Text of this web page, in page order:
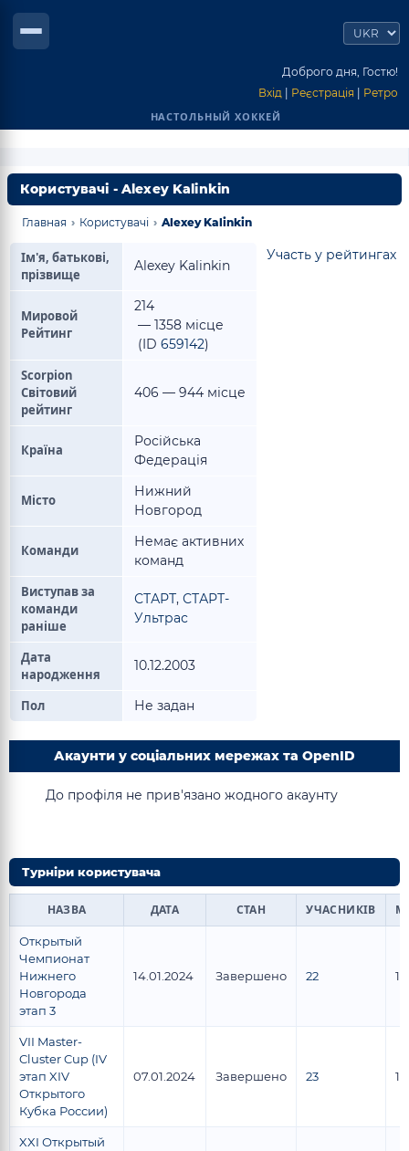
Доброго дня, Гостю!
Вхід
Реєстрація
Ретро
НАСТОЛЬНЫЙ ХОККЕЙ
Користувачі - Alexey Kalinkin
Главная › Користувачі › Alexey Kalinkin
Участь у рейтингах
Ім'я, батькові,
прізвище
Alexey Kalinkin
Мировой
Рейтинг
214
— 1358 місце
(ID 659142)
Scorpion
Світовий
рейтинг
406 — 944 місце
Країна
Російська
Федерація
Місто
Нижний
Новгород
Команди
Немає активних
команд
Виступав за
команди
раніше
СТАРТ, СТАРТ-
Ультрас
Дата
народження
10.12.2003
Пол Не задан
Акаунти у соціальних мережах та OpenID
До профіля не прив'язано жодного акаунту
Турніри користувача
НАЗВА ДАТА СТАН УЧАСНИКІВ
Открытый
Чемпионат
Нижнего
Новгорода
этап 3
14.01.2024 Завершено 22 14
VII Master-
Cluster Cup (IV
этап XIV
Открытого
Кубка России)
07.01.2024 Завершено 23 18
XXI Открытый